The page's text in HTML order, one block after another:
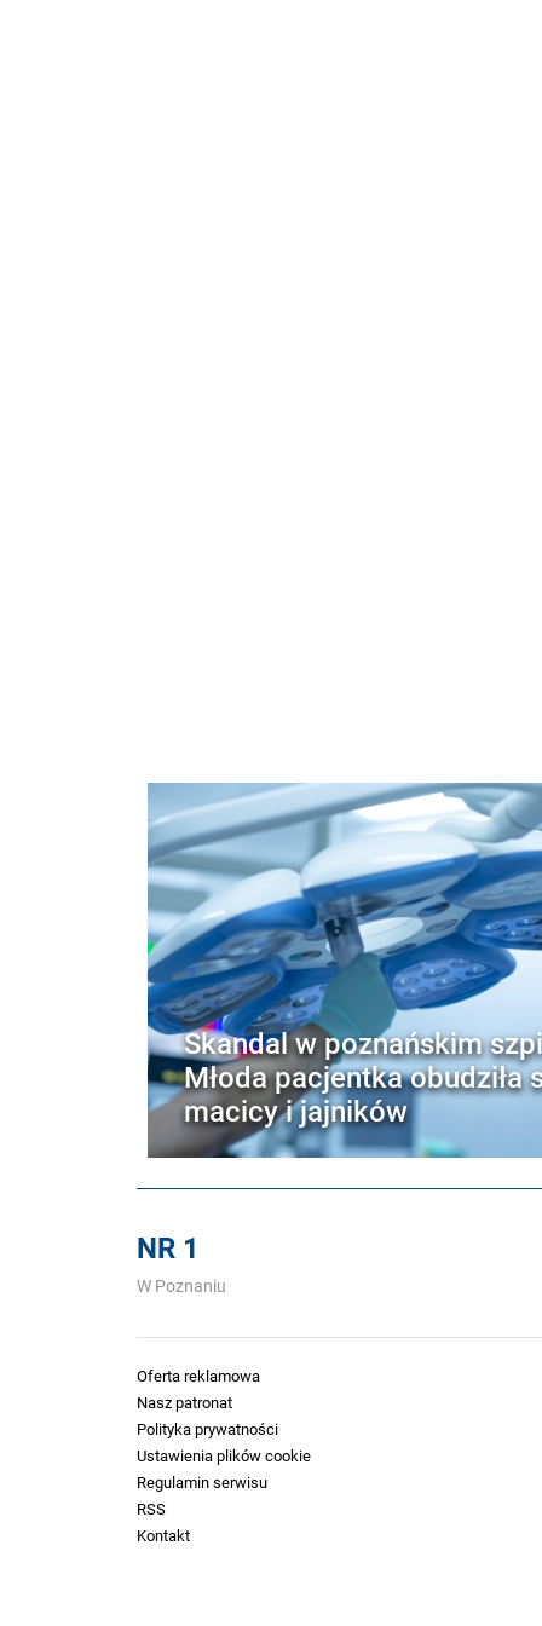
Skandal w poznańskim
Młoda pacjentka obudziła
macicy i jajników
NR 1
W Poznaniu
Oferta reklamowa
Nasz patronat
Polityka prywatności
Ustawienia plików cookie
Regulamin serwisu
RSS
Kontakt